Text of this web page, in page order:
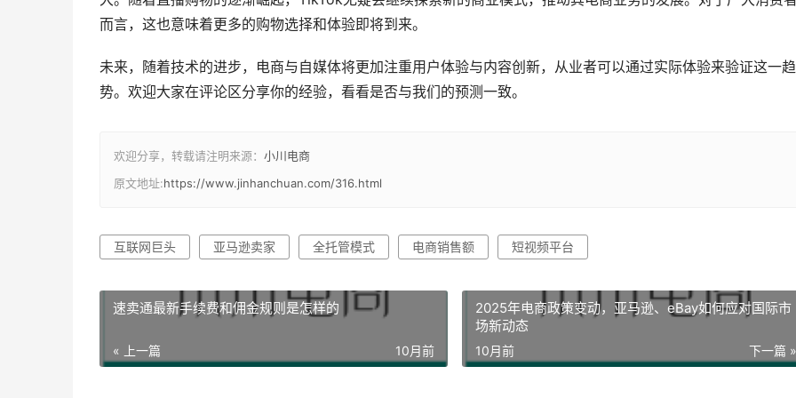
而言，这也意味着更多的购物选择和体验即将到来。
未来，随着技术的进步，电商与自媒体将更加注重用户体验与内容创新，从业者可以通过实际体验来验证这一趋
势。欢迎大家在评论区分享你的经验，看看是否与我们的预测一致。
欢迎分享，转载请注明来源： 小川电商
原文地址:https://www.jinhanchuan.com/316.html
互联网巨头 亚马逊卖家 全托管模式 电商销售额 短视频平台
速卖通最新手续费和佣金规则是怎样的
« 上一篇 10月前
2025年电商政策变动，亚马逊、eBay如何应对国际市
场新动态
下一篇 »
10月前